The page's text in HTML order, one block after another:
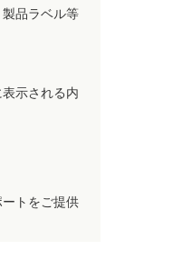
品ラベル等
示される内
トをご提供